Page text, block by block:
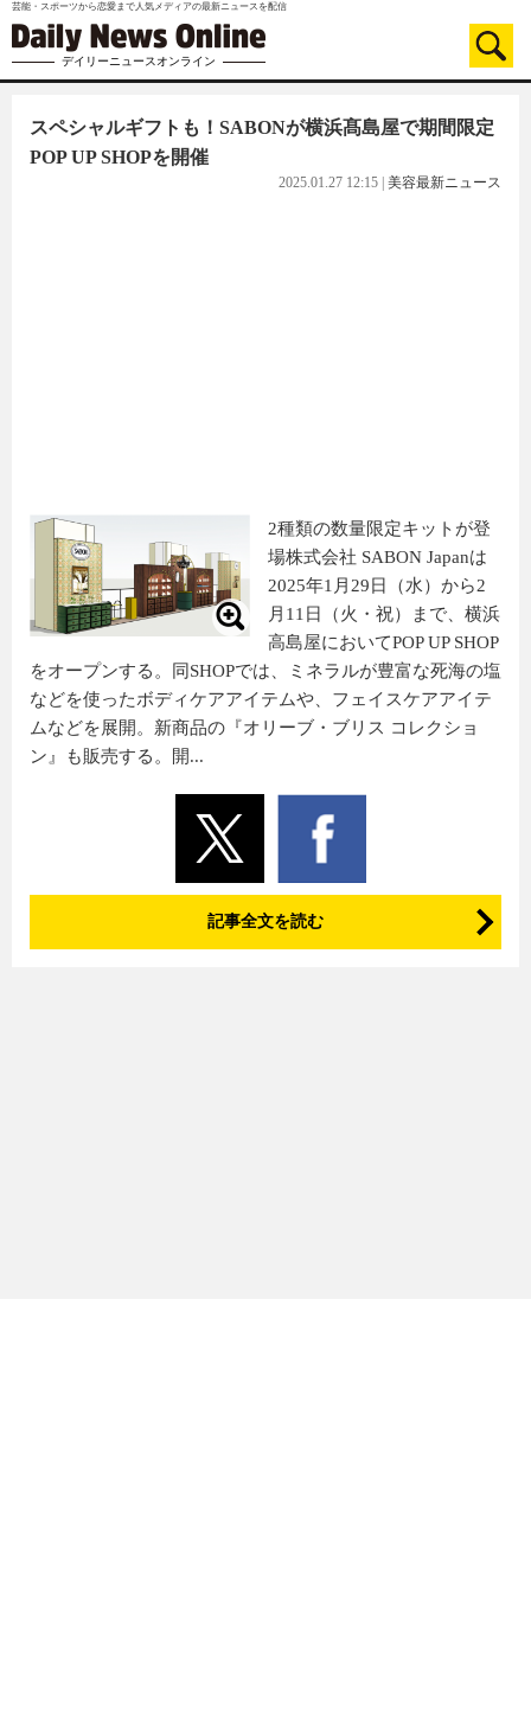
芸能・スポーツから恋愛まで人気メディアの最新ニュースを配信
デイリーニュースオンライン
スペシャルギフトも！SABONが横浜髙島屋で期間限定
POP UP SHOPを開催
2025.01.27 12:15 美容最新ニュース
2種類の数量限定キットが登
場株式会社 SABON Japanは
2025年1月29日（水）から2
月11日（火・祝）まで、横浜
高島屋においてPOP UP SHOP
をオープンする。同SHOPでは、ミネラルが豊富な死海の塩
などを使ったボディケアアイテムや、フェイスケアアイテ
ムなどを展開。新商品の『オリーブ・ブリス コレクショ
ン』も販売する。開...
記事全文を読む